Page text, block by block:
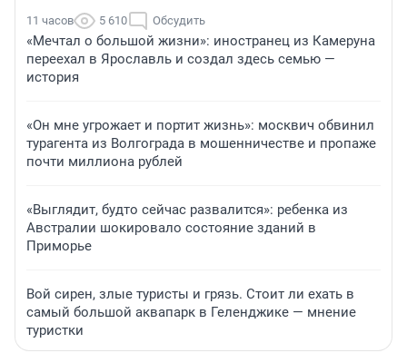
11 часов 5 610 Обсудить
«Мечтал о большой жизни»: иностранец из Камеруна
переехал в Ярославль и создал здесь семью —
история
«Он мне угрожает и портит жизнь»: москвич обвинил
турагента из Волгограда в мошенничестве и пропаже
почти миллиона рублей
«Выглядит, будто сейчас развалится»: ребенка из
Австралии шокировало состояние зданий в
Приморье
Вой сирен, злые туристы и грязь. Стоит ли ехать в
самый большой аквапарк в Геленджике — мнение
туристки